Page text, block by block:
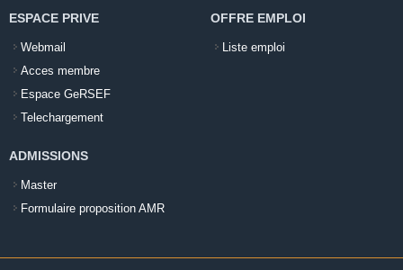
ESPACE PRIVE
Webmail
Acces membre
Espace GeRSEF
Telechargement
OFFRE EMPLOI
Liste emploi
ADMISSIONS
Master
Formulaire proposition AMR